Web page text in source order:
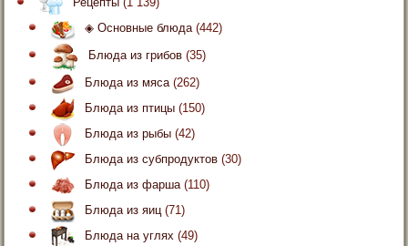
◈ Основные блюда(442)
Блюда из грибов (35)
Блюда из мяса(262)
Блюда из птицы (150)
Блюда из рыбы (42)
Блюда из субпродуктов (30)
Блюда из фарша(110)
Блюда из яиц(71)
Блюда на углях (49)